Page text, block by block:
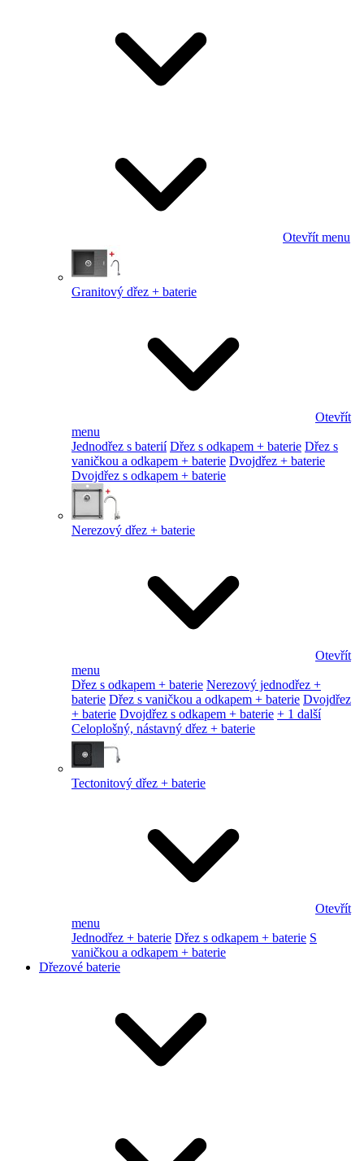
Otevřít menu
Granitový dřez + baterie
Otevřít
menu
Jednodřez s baterií Dřez s odkapem + baterie Dřez s
vaničkou a odkapem + baterie Dvojdřez + baterie
Dvojdřez s odkapem + baterie
Nerezový dřez + baterie
Otevřít
menu
Dřez s odkapem + baterie Nerezový jednodřez +
baterie Dřez s vaničkou a odkapem + baterie Dvojdřez
+ baterie Dvojdřez s odkapem + baterie + 1 další
Celoplošný, nástavný dřez + baterie
Tectonitový dřez + baterie
Otevřít
menu
Jednodřez + baterie Dřez s odkapem + baterie S
vaničkou a odkapem + baterie
Dřezové baterie